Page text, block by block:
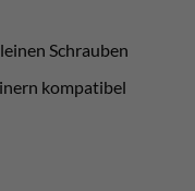
Schrauben
kompatibel